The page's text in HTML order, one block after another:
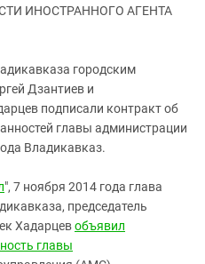
ИНОСТРАННОГО АГЕНТА
городским
Дзантиев и
подписали контракт об
главы администрации
Владикавказ.
", 7 ноября 2014 года глава
председатель
Хадарцевобъявил
главы